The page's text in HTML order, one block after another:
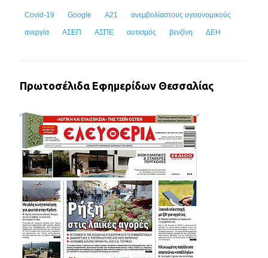
Covid-19 Google Α21 ανεμβολίαστους υγειονομικούς
ανεργία ΑΣΕΠ ΑΣΠΕ αυτισμός βενζίνη ΔΕΗ
Πρωτοσέλιδα Εφημερίδων Θεσσαλίας